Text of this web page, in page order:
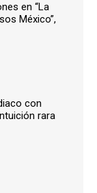
en “La
México”,
con
rara